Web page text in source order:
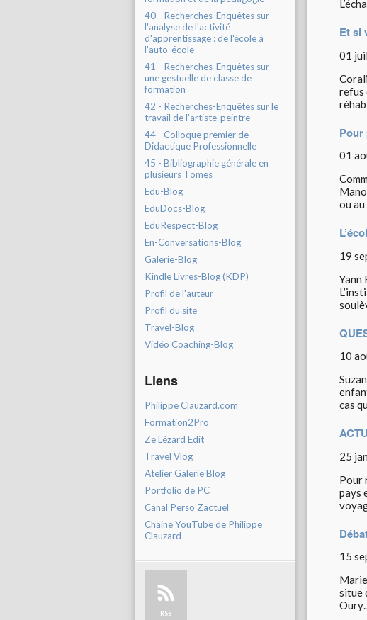
40 - Recherches-Enquêtes sur
l'analyse de l'activité
d'apprentissage : de l'école à
l'auto-école
41 - Recherches-Enquêtes sur
une gestuelle de classe de
formation
42 - Recherches-Enquêtes sur le
travail de l'artiste-peintre
44 - Colloque premier de
Didactique Professionnelle
45 - Bibliographie générale en
plusieurs Tomes
Edu-Blog
EduDocs-Blog
EduRespect-Blog
En-Conversations-Blog
Galerie-Blog
Kindle Livres-Blog (KDP)
Profil de l'auteur
Profil du site
Travel-Blog
Vidéo Coaching-Blog
Liens
Philippe Clauzard.com
Formation2Pro
Ze Lézard Edit
Travel Vlog
Atelier Galerie Blog
Portfolio de PC
Canal Perso Zactuel
Chaine YouTube de Philippe
Clauzard
RSS
Et si
01
refus
Pour
01
ou
19
Yann
10
cas
25
Pour
pays
15
situe